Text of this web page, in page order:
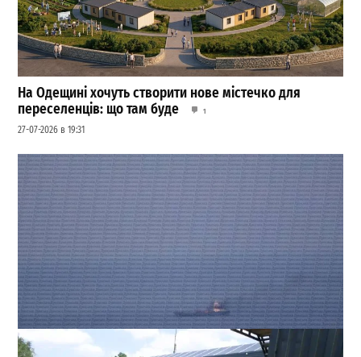
На Одещині хочуть створити нове містечко для
переселенців: що там буде
1
27-07-2026 в 19:31